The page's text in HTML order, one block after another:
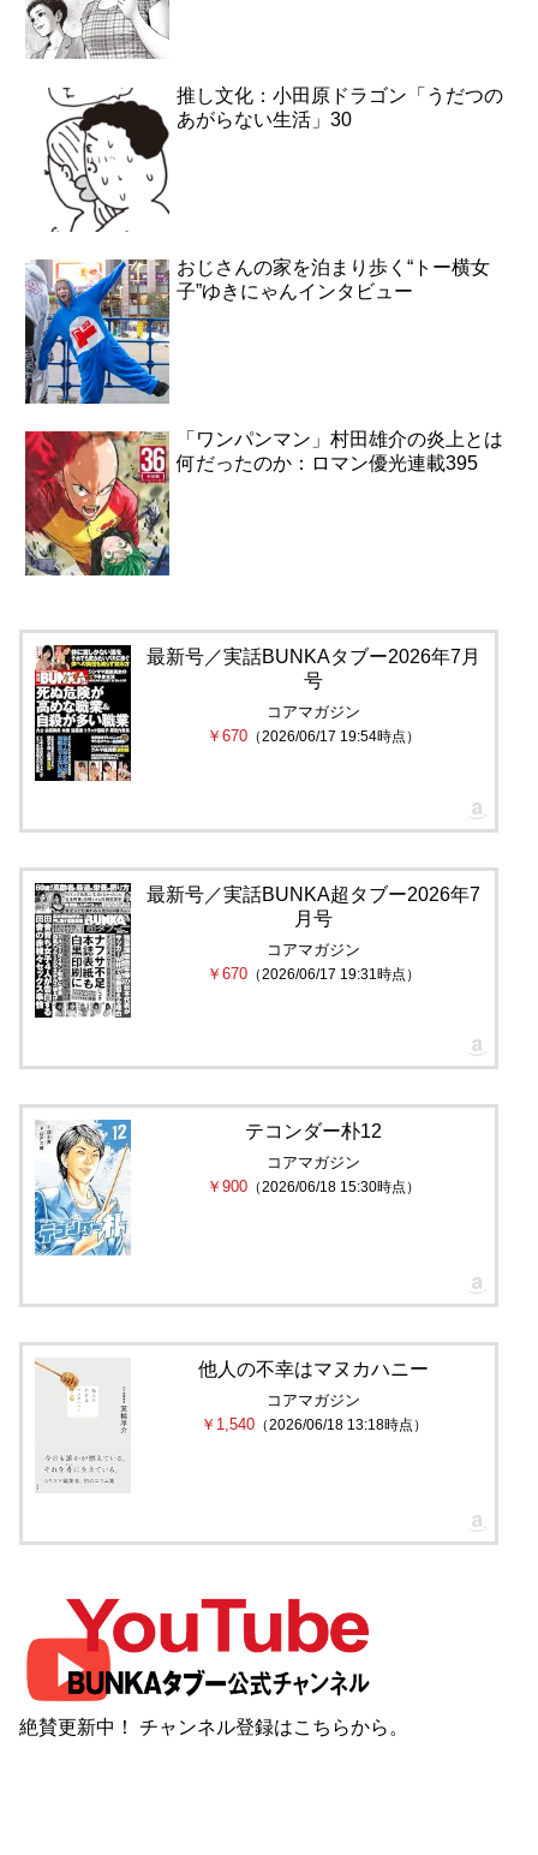
推し文化：小田原ドラゴン「うだつの
あがらない生活」30
おじさんの家を泊まり歩く“トー横女
子”ゆきにゃんインタビュー
「ワンパンマン」村田雄介の炎上とは
何だったのか：ロマン優光連載395
最新号／実話BUNKAタブー2026年7月
号
コアマガジン
￥670 （2026/06/17 19:54時点）
最新号／実話BUNKA超タブー2026年7
月号
コアマガジン
￥670 （2026/06/17 19:31時点）
テコンダー朴12
コアマガジン
￥900 （2026/06/18 15:30時点）
他人の不幸はマヌカハニー
コアマガジン
￥1,540（2026/06/18 13:18時点）
絶賛更新中！ チャンネル登録はこちらから。